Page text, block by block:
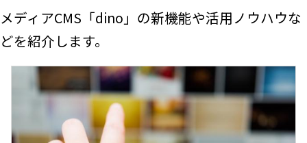
メディアCMS「dino」の新機能や活用ノウハウな
どを紹介します。